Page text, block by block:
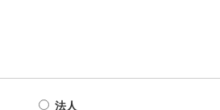
法人